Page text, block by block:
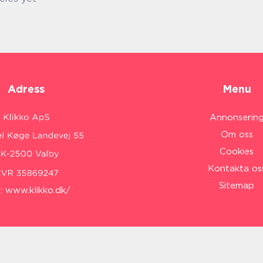
Adress
www.klikko.dk/
Menu
Om oss
Cookies
Kontakta
Sitemap